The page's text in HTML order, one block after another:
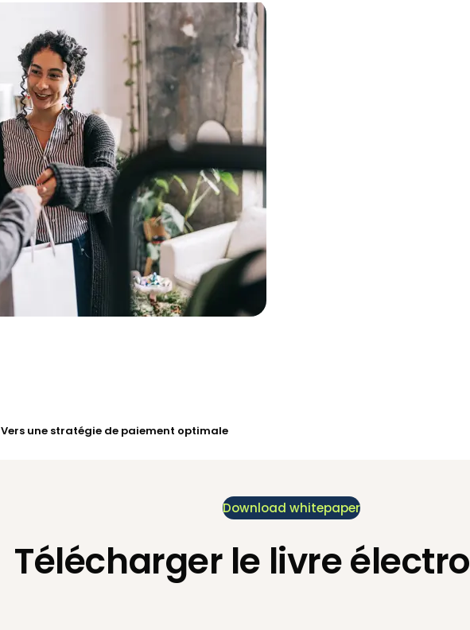
Vers une stratégie de paiement optimale
Download whitepaper
Télécharger le livre